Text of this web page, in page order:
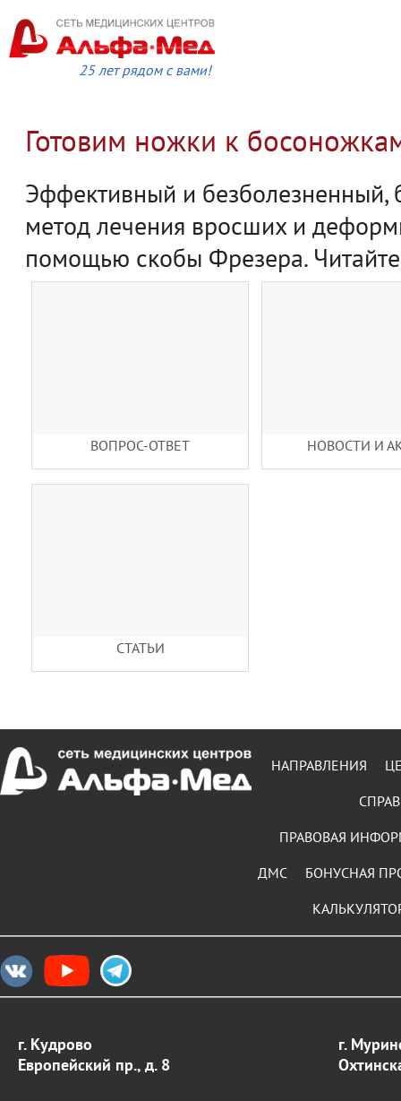
25 лет рядом с вами!
Готовим ножки к
Эффективный и безболезненный,
метод лечения вросших и
помощью скобы Фрезера.
ВОПРОС-ОТВЕТ НОВОСТИ И
СТАТЬИ
НАПРАВЛЕНИЯ
ПРАВОВАЯ
БОНУСНАЯ
ДМС
г. Кудрово
Европейский пр., д. 8
г.